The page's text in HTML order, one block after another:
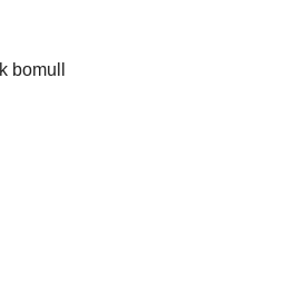
bomull